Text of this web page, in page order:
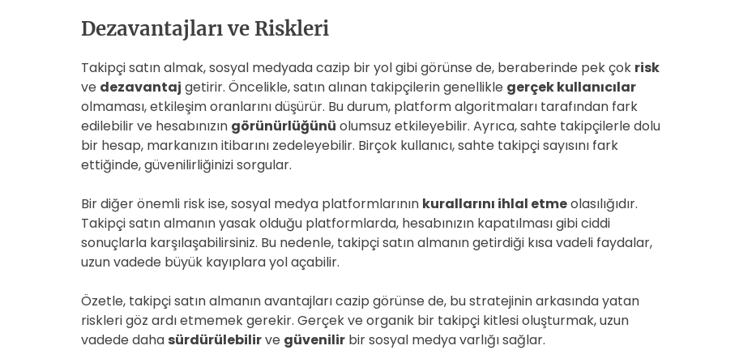
Dezavantajları ve Riskleri
Takipçi satın almak, sosyal medyada cazip bir yol gibi görünse de, beraberinde pek çok risk
ve dezavantaj getirir. Öncelikle, satın alınan takipçilerin genellikle gerçek kullanıcılar
olmaması, etkileşim oranlarını düşürür. Bu durum, platform algoritmaları tarafından fark
edilebilir ve hesabınızın görünürlüğünü olumsuz etkileyebilir. Ayrıca, sahte takipçilerle dolu
bir hesap, markanızın itibarını zedeleyebilir. Birçok kullanıcı, sahte takipçi sayısını fark
ettiğinde, güvenilirliğinizi sorgular.
Bir diğer önemli risk ise, sosyal medya platformlarının kurallarını ihlal etmeolasılığıdır.
Takipçi satın almanın yasak olduğu platformlarda, hesabınızın kapatılması gibi ciddi
sonuçlarla karşılaşabilirsiniz. Bu nedenle, takipçi satın almanın getirdiği kısa vadeli faydalar,
uzun vadede büyük kayıplara yol açabilir.
Özetle, takipçi satın almanın avantajları cazip görünse de, bu stratejinin arkasında yatan
riskleri göz ardı etmemek gerekir. Gerçek ve organik bir takipçi kitlesi oluşturmak, uzun
vadede daha sürdürülebilirve güvenilir bir sosyal medya varlığı sağlar.